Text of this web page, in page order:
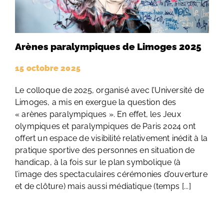
Arènes paralympiques de Limoges 2025
15 octobre 2025
Le colloque de 2025, organisé avec l’Université de
Limoges, a mis en exergue la question des
« arènes paralympiques ». En effet, les Jeux
olympiques et paralympiques de Paris 2024 ont
offert un espace de visibilité relativement inédit à la
pratique sportive des personnes en situation de
handicap, à la fois sur le plan symbolique (à
l’image des spectaculaires cérémonies d’ouverture
et de clôture) mais aussi médiatique (temps [...]